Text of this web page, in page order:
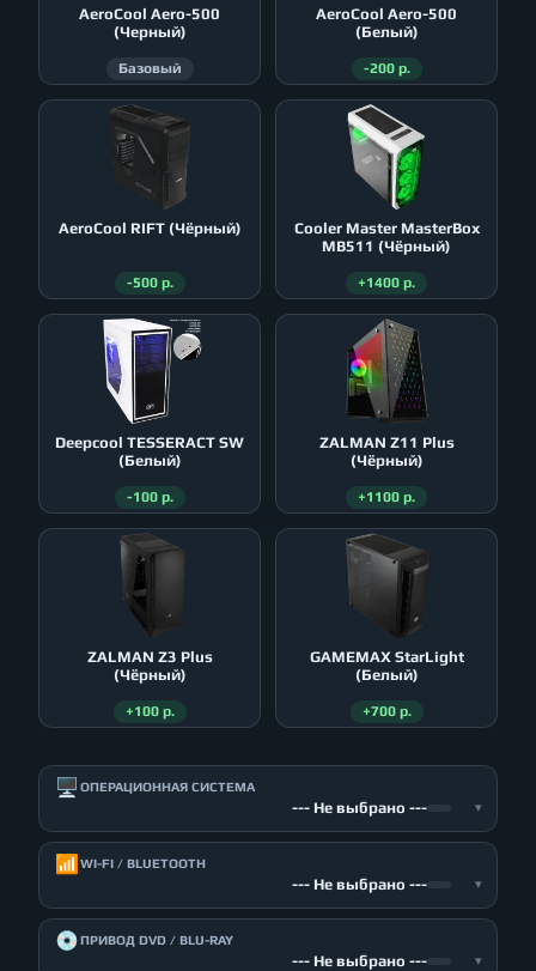
AeroСool Aero-500
(Черный)
Базовый
AeroСool Aero-500
(Белый)
-200 р.
AeroСool RIFT (Чёрный)
-500 р.
Cooler Master MasterBox
MB511 (Чёрный)
+1400 р.
Deepcool TESSERACT SW
(Белый)
-100 р.
ZALMAN Z11 Plus
(Чёрный)
+1100 р.
ZALMAN Z3 Plus
(Чёрный)
+100 р.
GAMEMAX StarLight
(Белый)
+700 р.
🖥️ ОПЕРАЦИОННАЯ СИСТЕМА
--- Не выбрано --- ▾
📶 WI-FI / BLUETOOTH
--- Не выбрано --- ▾
💿ПРИВОД DVD / BLU-RAY
--- Не выбрано --- ▾